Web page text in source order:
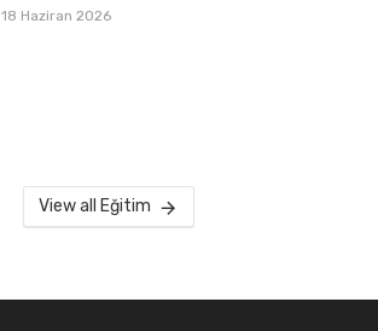
18 Haziran 2026
View all Eğitim